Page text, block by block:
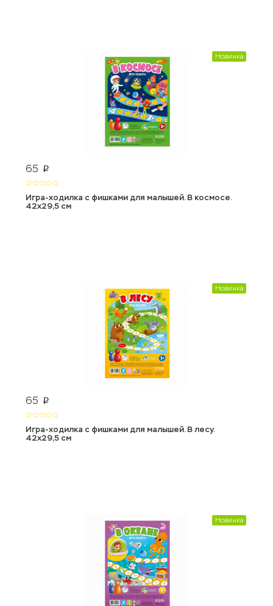
Новинка
65 p
Игра-ходилка с фишками для малышей. В космосе.
42x29,5 см
Новинка
65 p
Игра-ходилка с фишками для малышей. В лесу.
42x29,5 см
Новинка